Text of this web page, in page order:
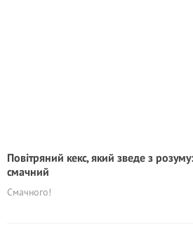
Повітряний кекс, який зведе з
смачний
Смачного!